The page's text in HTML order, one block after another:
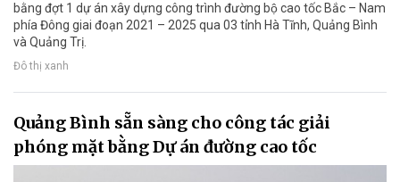
bằng đợt 1 dự án xây dựng công trình đường bộ cao tốc Bắc – Nam
phía Đông giai đoạn 2021 – 2025 qua 03 tỉnh Hà Tĩnh, Quảng Bình
và Quảng Trị.
Đô thị xanh
Quảng Bình sẵn sàng cho công tác giải
phóng mặt bằng Dự án đường cao tốc